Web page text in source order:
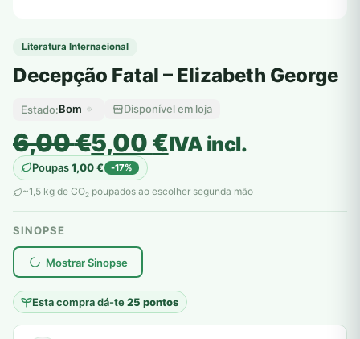
Literatura Internacional
Decepção Fatal – Elizabeth George
Estado:Bom Disponível em loja
6,00€
O
preço
original
era:
6,00 €.
5,00€
O
preço
atual
é:
5,00 €.
IVA incl.
Poupas1,00€ -17%
~1,5 kg de CO2 poupados ao escolher segunda mão
SINOPSE
Mostrar Sinopse
Esta compra dá-te25 pontos
plantar árvores reais